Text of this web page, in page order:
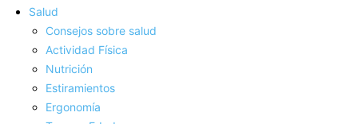
Salud
Consejos sobre salud
Actividad Fí­sica
Nutrición
Estiramientos
Ergonomí­a